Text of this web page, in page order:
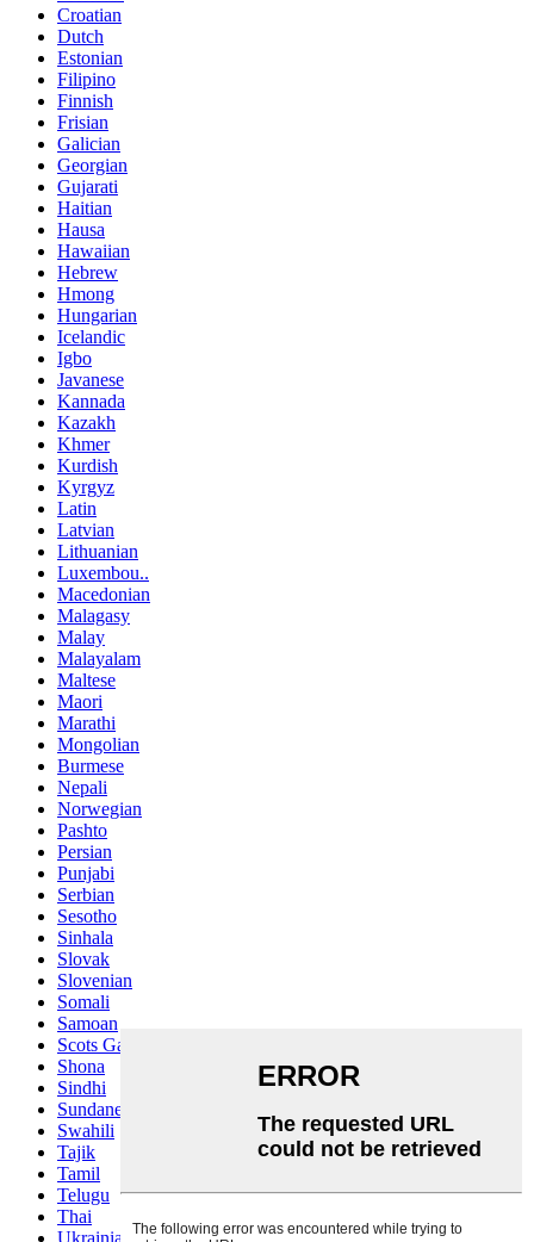
Croatian
Dutch
Estonian
Filipino
Finnish
Frisian
Galician
Georgian
Gujarati
Haitian
Hausa
Hawaiian
Hebrew
Hmong
Hungarian
Icelandic
Igbo
Javanese
Kannada
Kazakh
Khmer
Kurdish
Kyrgyz
Latin
Latvian
Lithuanian
Luxembou..
Macedonian
Malagasy
Malay
Malayalam
Maltese
Maori
Marathi
Mongolian
Burmese
Nepali
Norwegian
Pashto
Persian
Punjabi
Serbian
Sesotho
Sinhala
Slovak
Slovenian
Somali
Samoan
Scots Gaelic
Shona
Sindhi
Sundanese
Swahili
Tajik
Tamil
Telugu
Thai
Ukrainian